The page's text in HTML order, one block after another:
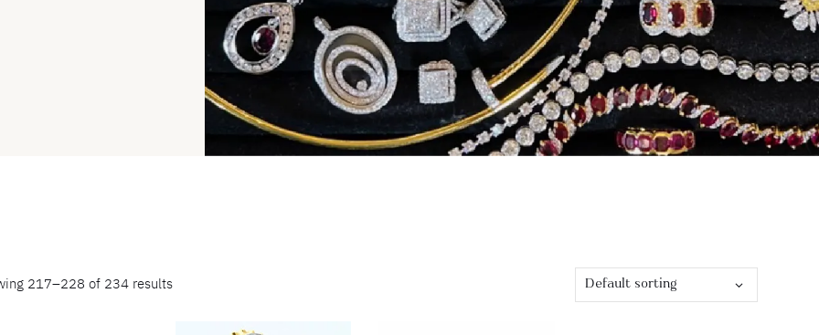
217–228 of 234 results Default sorting